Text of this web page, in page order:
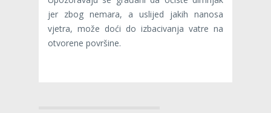
jer zbog nemara, a uslijed jakih nanosa
vjetra, može doći do izbacivanja vatre na
otvorene površine.